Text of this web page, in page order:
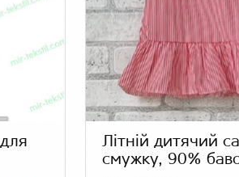
Літній дитячий
смужку, 90%